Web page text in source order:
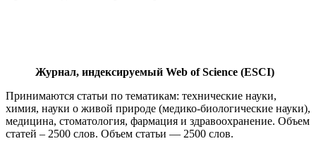
Журнал, индексируемый Web of Science (ESCI)
Принимаются статьи по тематикам: технические науки,
химия, науки о живой природе (медико-биологические науки),
медицина, стоматология, фармация и здравоохранение. Объем
статей – 2500 слов. Объем статьи — 2500 слов.